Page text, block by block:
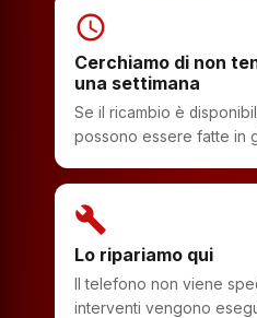
schedule
Cerchiamo di non
una settimana
Se il ricambio è
possono essere fatte in
build
Lo ripariamo qui
Il telefono non viene
interventi vengono